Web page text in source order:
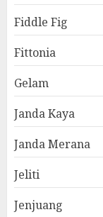
Fiddle Fig
Fittonia
Gelam
Janda Kaya
Janda Merana
Jeliti
Jenjuang